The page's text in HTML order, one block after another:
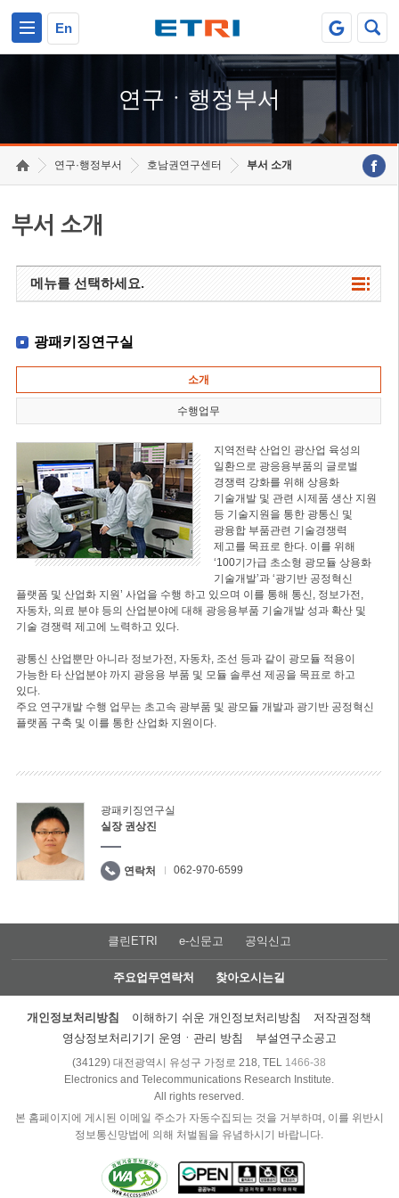
En
연구ㆍ행정부서
연구·행정부서 호남권연구센터 부서 소개
부서 소개
메뉴를 선택하세요.
광패키징연구실
소개
수행업무
지역전략 산업인 광산업 육성의
일환으로 광응용부품의 글로벌
경쟁력 강화를 위해 상용화
기술개발 및 관련 시제품 생산 지원
등 기술지원을 통한 광통신 및
광융합 부품관련 기술경쟁력
제고를 목표로 한다. 이를 위해
‘100기가급 초소형 광모듈 상용화
기술개발’과 ‘광기반 공정혁신
플랫폼 및 산업화 지원’ 사업을 수행 하고 있으며 이를 통해 통신, 정보가전,
자동차, 의료 분야 등의 산업분야에 대해 광응용부품 기술개발 성과 확산 및
기술 경쟁력 제고에 노력하고 있다.
광통신 산업뿐만 아니라 정보가전, 자동차, 조선 등과 같이 광모듈 적용이
가능한 타 산업분야 까지 광응용 부품 및 모듈 솔루션 제공을 목표로 하고
있다.
주요 연구개발 수행 업무는 초고속 광부품 및 광모듈 개발과 광기반 공정혁신
플랫폼 구축 및 이를 통한 산업화 지원이다.
광패키징연구실
실장 권상진
연락처 062-970-6599
클린ETRI e-신문고 공익신고
주요업무연락처 찾아오시는길
개인정보처리방침 이해하기 쉬운 개인정보처리방침
저작권정책
영상정보처리기기 운영ㆍ관리 방침
부설연구소공고
(34129) 대전광역시 유성구 가정로 218, TEL 1466-38
Electronics and Telecommunications Research Institute.
All rights reserved.
본 홈페이지에 게시된 이메일 주소가 자동수집되는 것을 거부하며, 이를 위반시
정보통신망법에 의해 처벌됨을 유념하시기 바랍니다.